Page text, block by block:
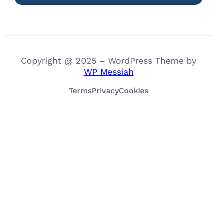
Copyright @ 2025 – WordPress Theme by
WP Messiah
TermsPrivacyCookies